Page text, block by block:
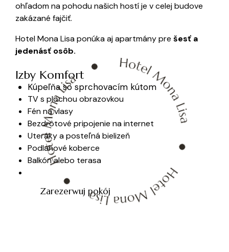
ohľadom na pohodu našich hostí je v celej budove
zakázané fajčiť.
Hotel Mona Lisa ponúka aj apartmány pre šesť a
jedenásť osôb.
Izby Komfort
Kúpeľňa so sprchovacím kútom
TV s plochou obrazovkou
Fén na vlasy
Bezdrôtové pripojenie na internet
Uteráky a posteľná bielizeň
Podlahové koberce
Balkón alebo terasa
Zarezerwuj pokój